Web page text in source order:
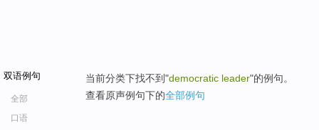
双语例句
全部
口语
当前分类下找不到"democratic leader"的例句。
查看原声例句下的全部例句